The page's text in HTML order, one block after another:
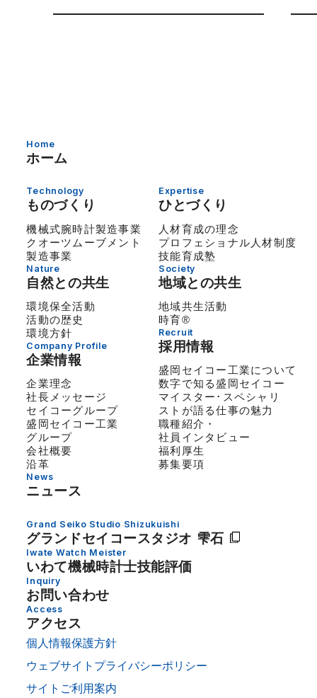
Home
ホーム
Technology
ものづくり
機械式腕時計製造事業
クオーツムーブメント
製造事業
Nature
自然との共生
環境保全活動
活動の歴史
環境方針
Company Profile
企業情報
企業理念
社長メッセージ
セイコーグループ
盛岡セイコー工業
グループ
会社概要
沿革
News
ニュース
Expertise
ひとづくり
人材育成の理念
プロフェショナル人材制度
技能育成塾
Society
地域との共生
地域共生活動
時育®
Recruit
採用情報
盛岡セイコー工業について
数字で知る盛岡セイコー
マイスター･スペシャリ
ストが語る仕事の魅力
職種紹介・
社員インタビュー
福利厚生
募集要項
Grand Seiko Studio Shizukuishi
グランドセイコースタジオ 雫石
Iwate Watch Meister
いわて機械時計士技能評価
Inquiry
お問い合わせ
Access
アクセス
個人情報保護方針
ウェブサイトプライバシーポリシー
サイトご利用案内